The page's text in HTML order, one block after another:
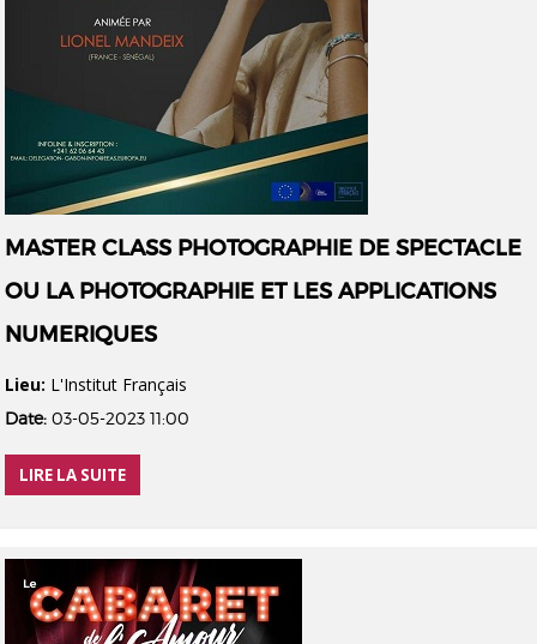
MASTER CLASS PHOTOGRAPHIE DE SPECTACLE
OU LA PHOTOGRAPHIE ET LES APPLICATIONS
NUMERIQUES
Lieu: L'Institut Français
Date: 03-05-2023 11:00
LIRE LA SUITE